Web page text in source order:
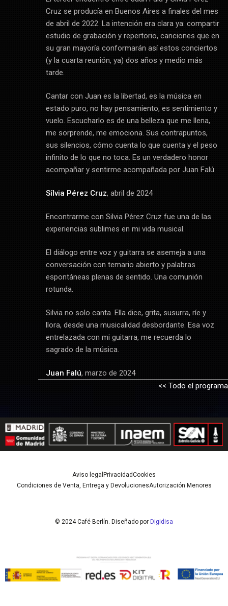
Cruz se producía en Buenos Aires a finales del mes
de abril de 2022. La intención era clara ya: compartir
estudio de grabación y repertorio, canciones que en
su gran mayoría conformarán así estos conciertos
(y la cuarta reunión, ya) dos años y medio más
tarde.
Cantar con Juan es la libertad, es la música en
estado puro, no hay pensamiento, es sentimiento y
vuelo. Escucharlo es de una belleza que me llena,
me sorprende, me emociona. Sus contrapuntos,
sus silencios, cómo cuenta lo que cuenta y el peso
infinito de lo que no toca. Es un verdadero honor
acompañar y sentirme acompañada por Juan Falú.
Sílvia Pérez Cruz, abril de 2024
Encontrarme con Silvia Pérez Cruz fue una de las
experiencias sublimes en mi vida musical.
El diálogo entre voz y guitarra se asemeja a una
conversación con temario abierto y palabras
espontáneas plenas de sentido. Una comunión
rotunda.
Silvia no solo canta. Ella dice, grita, susurra, ríe y
llora, desde una musicalidad desbordante. Esa voz
entrelazada con mi guitarra, me recuerda lo
sagrado de la música.
Juan Falú, marzo de 2024
<< Todo el programa
© 2024 Café Berlín. Diseñado por Digidisa
Aviso legal PrivacidadCookies
Condiciones de Venta, Entrega y DevolucionesAutorización Menores